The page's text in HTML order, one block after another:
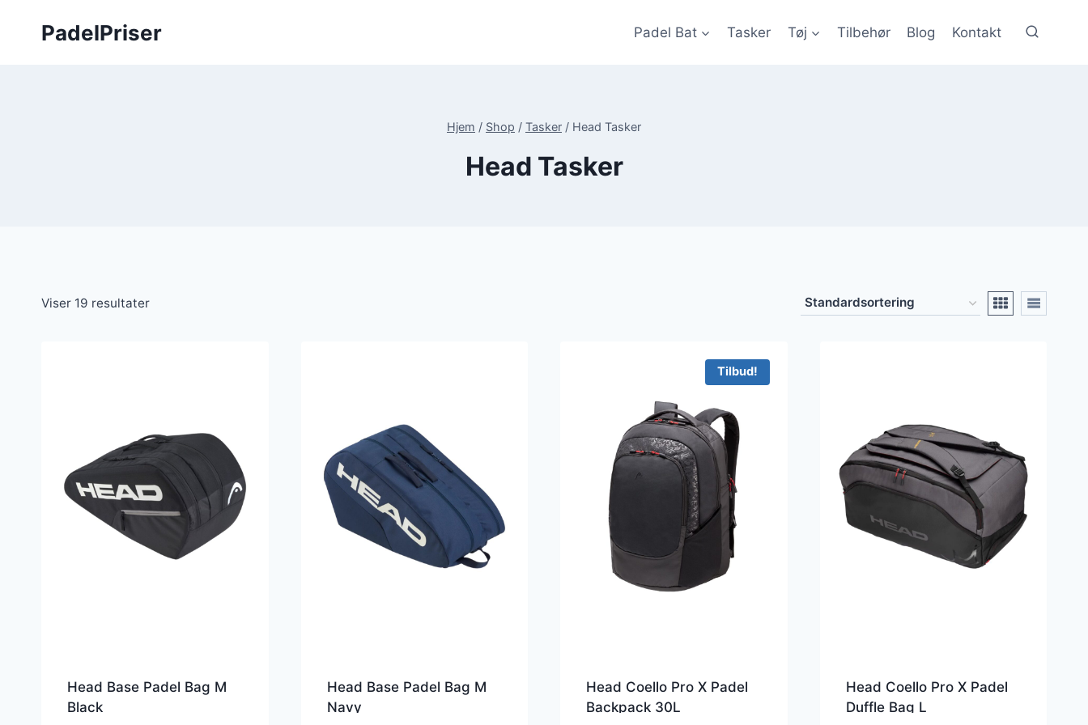
PadelPriser Padel Bat Tasker Tøj Tilbehør Blog Kontakt
Hjem / Shop / Tasker / Head Tasker
Head Tasker
Viser 19 resultater
Head Base Padel Bag M
Black
Head Base Padel Bag M
Navy
Tilbud!
Head Coello Pro X Padel
Backpack 30L
Head Coello Pro X Padel
Duffle Bag L